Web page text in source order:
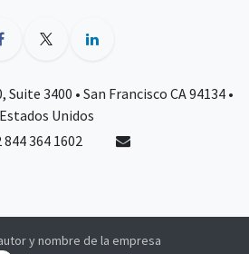
3400 • San Francisco CA 94134 •
Estados Unidos
844 364 1602
y nombre de la empresa